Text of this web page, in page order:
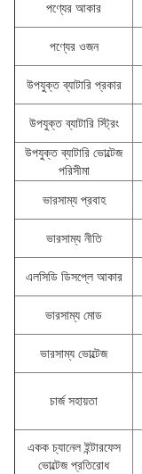
পণ্যের আকার
পণ্যের ওজন
উপযুক্ত ব্যাটারি প্রকার
উপযুক্ত ব্যাটারি স্ট্রিং
উপযুক্ত ব্যাটারি ভোল্টেজ
পরিসীমা
ভারসাম্য প্রবাহ
ভারসাম্য নীতি
এলসিডি ডিসপ্লে আকার
ভারসাম্য মোড
ভারসাম্য ভোল্টেজ
চার্জ সহায়তা
একক চ্যানেল ইন্টারফেস
ভোল্টেজ প্রতিরোধ